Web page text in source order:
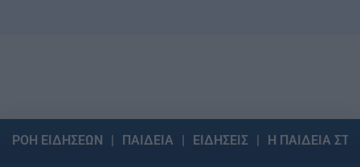
ΡΟΗ ΕΙΔΗΣΕΩΝ ΠΑΙΔΕΙΑ ΕΙΔΗΣΕΙΣ Η ΠΑΙΔΕΙΑ